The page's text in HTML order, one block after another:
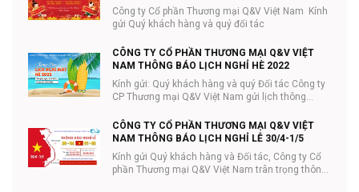
Công ty Cổ phần Thương mại Q&V Việt Nam Kính
gửi Quý khách hàng và quý đối tác
CÔNG TY CỔ PHẦN THƯƠNG MẠI Q&V VIỆT
NAM THÔNG BÁO LỊCH NGHỈ HÈ 2022
Kính gửi: Quý khách hàng và quý Đối tác Công ty
CP Thương mại Q&V Việt Nam gửi lịch thông
CÔNG TY CỔ PHẦN THƯƠNG MẠI Q&V VIỆT
NAM THÔNG BÁO LỊCH NGHỈ LỄ 30/4-1/5
Kính gửi Quý khách hàng và Đối tác, Công ty Cổ
phần Thương mại Q&V Việt Nam trân trọng thông